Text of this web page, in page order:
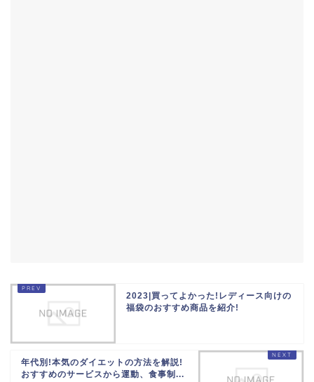
2023|買ってよかった!レディース向けの
福袋のおすすめ商品を紹介!
年代別!本気のダイエットの方法を解説!
おすすめのサービスから運動、食事制...